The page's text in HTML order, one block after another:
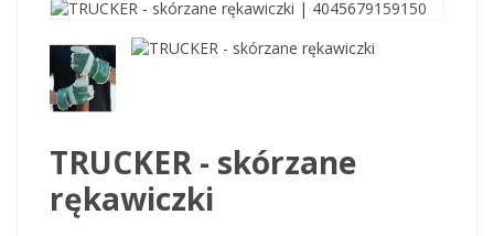
TRUCKER - skórzane
rękawiczki